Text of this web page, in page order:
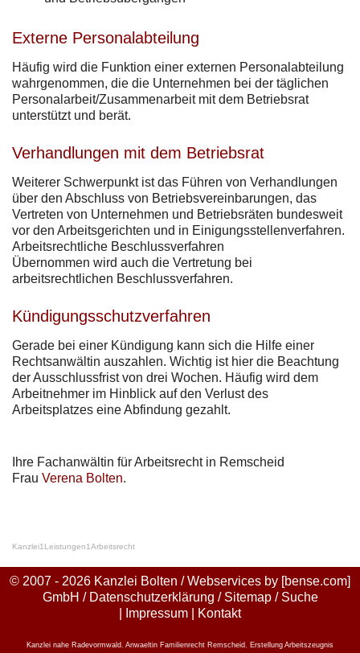
Externe Personalabteilung
Häufig wird die Funktion einer externen Personalabteilung
wahrgenommen, die die Unternehmen bei der täglichen
Personalarbeit/Zusammenarbeit mit dem Betriebsrat
unterstützt und berät.
Verhandlungen mit dem Betriebsrat
Weiterer Schwerpunkt ist das Führen von Verhandlungen
über den Abschluss von Betriebsvereinbarungen, das
Vertreten von Unternehmen und Betriebsräten bundesweit
vor den Arbeitsgerichten und in Einigungsstellenverfahren.
Arbeitsrechtliche Beschlussverfahren
Übernommen wird auch die Vertretung bei
arbeitsrechtlichen Beschlussverfahren.
Kündigungsschutzverfahren
Gerade bei einer Kündigung kann sich die Hilfe einer
Rechtsanwältin auszahlen. Wichtig ist hier die Beachtung
der Ausschlussfrist von drei Wochen. Häufig wird dem
Arbeitnehmer im Hinblick auf den Verlust des
Arbeitsplatzes eine Abfindung gezahlt.
Ihre Fachanwältin für Arbeitsrecht in Remscheid
Frau Verena Bolten.
Kanzlei1 Leistungen1Arbeitsrecht
© 2007 - 2026 Kanzlei Bolten / Webservices by [bense.com]
GmbH / Datenschutzerklärung / Sitemap/ Suche
Impressum Kontakt
Kanzlei nahe Radevormwald Anwaeltin Familienrecht Remscheid Erstellung Arbeitszeugnis